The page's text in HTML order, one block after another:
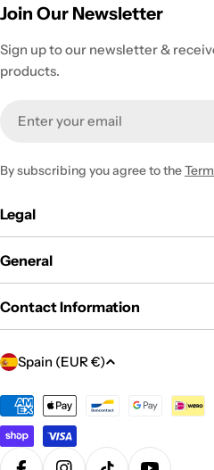
Join Our Newsletter
Sign up to our newsletter &
products.
By subscribing you agree to the
Legal
General
Contact Information
C
u
n
t
Spain (EUR €)
Payment
methods